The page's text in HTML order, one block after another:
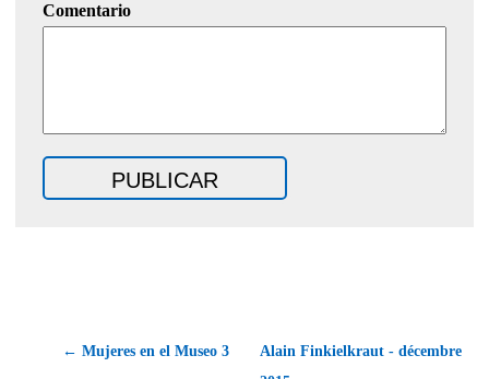
Comentario
← Mujeres en el Museo 3
Alain Finkielkraut - décembre